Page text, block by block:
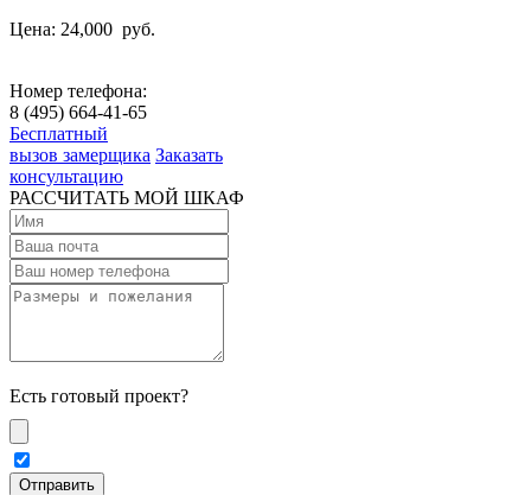
Цена: 24,000 руб.
Номер телефона:
8 (495) 664-41-65
Бесплатный
вызов замерщика Заказать
консультацию
РАССЧИТАТЬ МОЙ ШКАФ
Есть готовый проект?